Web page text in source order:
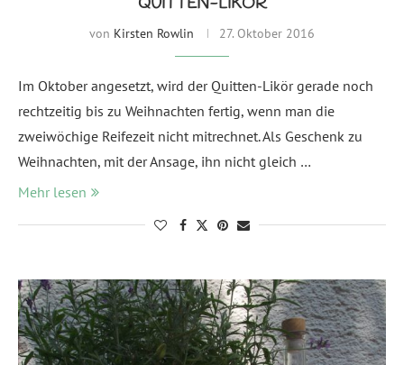
von Kirsten Rowlin 27. Oktober 2016
Im Oktober angesetzt, wird der Quitten-Likör gerade noch
rechtzeitig bis zu Weihnachten fertig, wenn man die
zweiwöchige Reifezeit nicht mitrechnet. Als Geschenk zu
Weihnachten, mit der Ansage, ihn nicht gleich …
Mehr lesen